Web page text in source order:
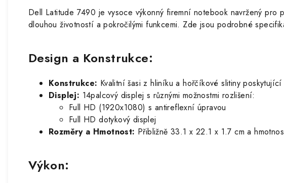
Dell Latitude 7490 je vysoce výkonný firemní notebook navržený
dlouhou životností a pokročilými funkcemi. Zde jsou podrobné
Design a Konstrukce:
Konstrukce: Kvalitní šasi z hliníku a hořčíkové slitiny
Displej: 14palcový displej s různými možnostmi rozlišení:
Full HD (1920x1080) s antireflexní úpravou
Full HD dotykový displej
Rozměry a Hmotnost: Přibližně 33.1 x 22.1 x 1.7 cm a
Výkon: